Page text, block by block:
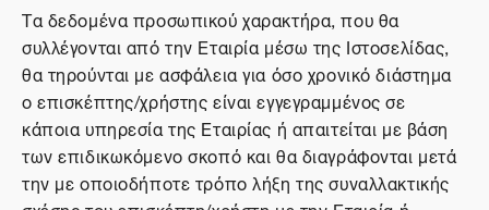
Τα δεδομένα προσωπικού χαρακτήρα, που θα
συλλέγονται από την Εταιρία μέσω της Ιστοσελίδας,
θα τηρούνται με ασφάλεια για όσο χρονικό διάστημα
ο επισκέπτης/χρήστης είναι εγγεγραμμένος σε
κάποια υπηρεσία της Εταιρίας ή απαιτείται με βάση
των επιδικωκόμενο σκοπό και θα διαγράφονται μετά
την με οποιοδήποτε τρόπο λήξη της συναλλακτικής